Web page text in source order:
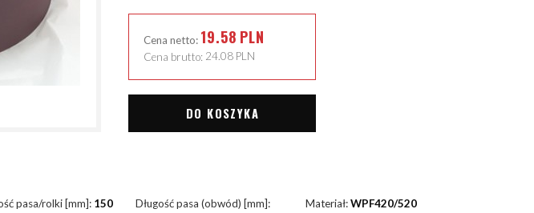
Cena netto: 19.58 PLN
Cena brutto: 24.08 PLN
DO KOSZYKA
pasa/rolki [mm]: 150
Długość pasa (obwód) [mm]:
Materiał:WPF420/520